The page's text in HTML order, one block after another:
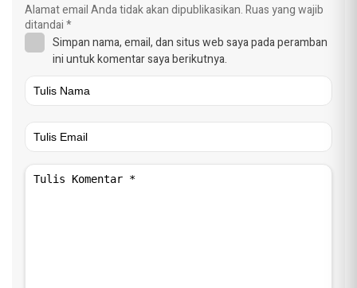
Alamat email Anda tidak akan dipublikasikan.Ruas yang wajib
ditandai*
Simpan nama, email, dan situs web saya pada peramban
ini untuk komentar saya berikutnya.